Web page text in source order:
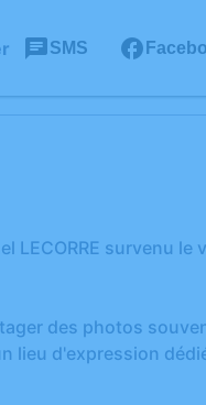
SMS
LECORRE survenu le
des photos
lieu d'expression